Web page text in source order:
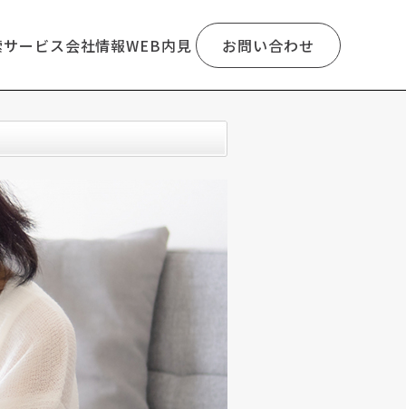
サービス会社情報WEB内見 お問い合わせ